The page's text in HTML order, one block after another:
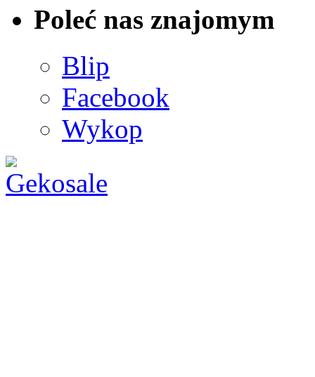
Poleć nas znajomym
Blip
Facebook
Wykop